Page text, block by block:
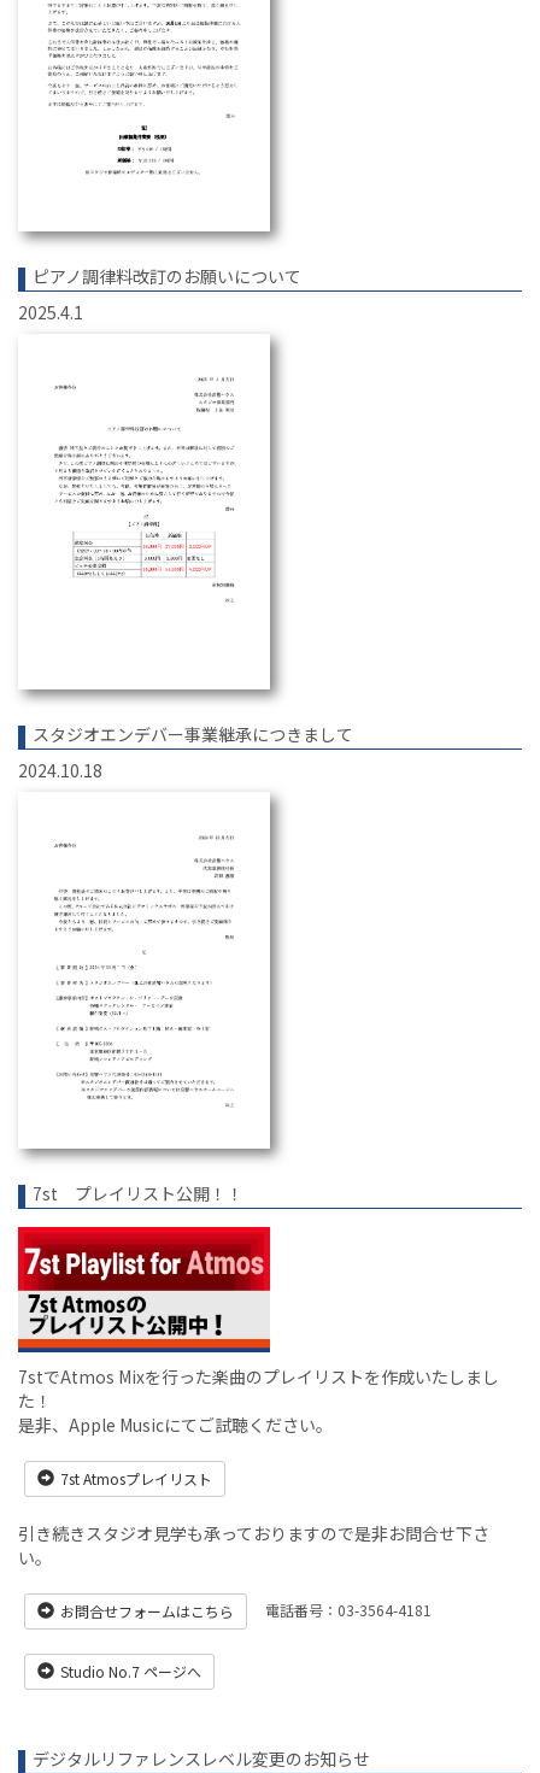
ピアノ調律料改訂のお願いについて
2025.4.1
スタジオエンデバー事業継承につきまして
2024.10.18
7st プレイリスト公開！！
7stでAtmos Mixを行った楽曲のプレイリストを作成いたしまし
た！
是非、Apple Musicにてご試聴ください。
7st Atmosプレイリスト
引き続きスタジオ見学も承っておりますので是非お問合せ下さ
い。
お問合せフォームはこちら 電話番号：03-3564-4181
Studio No.7 ページへ
デジタルリファレンスレベル変更のお知らせ